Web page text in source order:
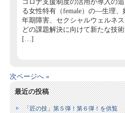
コロナ支援制度の活用が導入の
る女性特有（female）の―生理、
年期障害、セクシャルウェルネ
どの課題解決に向けて新たな技
[…]
次ページへ »
最近の投稿
「匠の技」第５弾！第６弾！を供覧